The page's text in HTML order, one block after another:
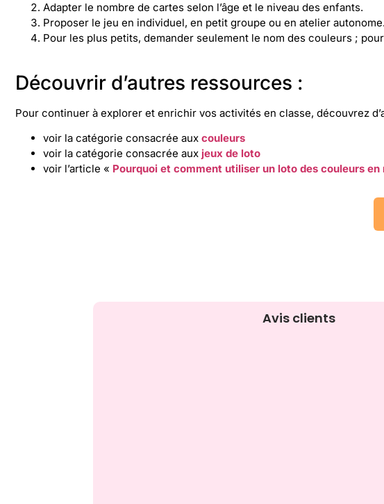
Adapter le nombre de cartes selon l’âge et le niveau des enfants.
Proposer le jeu en individuel, en petit groupe ou en atelier autonome.
Pour les plus petits, demander seulement le nom des couleurs ;
Découvrir d’autres ressources :
Pour continuer à explorer et enrichir vos activités en classe, découvrez
voir la catégorie consacrée aux couleurs
voir la catégorie consacrée aux jeux de loto
voir l’article « Pourquoi et comment utiliser un loto des couleurs
Avis clients